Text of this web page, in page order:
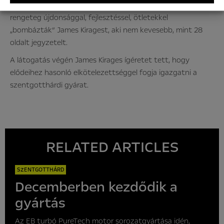
A két és fél nap programja nagyon sűrű volt, a kollégák
rengeteg újdonsággal, fejlesztéssel, ötletekkel
„bombázták” James Kiragest, aki nem kevesebb, mint 28
oldalt jegyzetelt.
A látogatás végén James Kirages ígéretet tett, hogy
elődeihez hasonló elkötelezettséggel fogja igazgatni a
szentgotthárdi gyárat.
RELATED ARTICLES
SZENTGOTTHÁRD
Decemberben kezdődik a
gyártás
Az EB turbó PureTech motor sorozatgyártása idén,